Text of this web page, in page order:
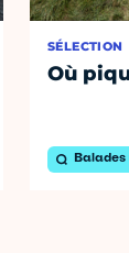
SÉLECTION
Où